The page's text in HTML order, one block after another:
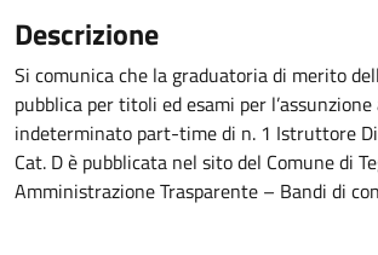
Descrizione
Si comunica che la graduatoria di merito
pubblica per titoli ed esami per
indeterminato part-time di n. 1 Istruttore
Cat. D è pubblicata nel sito del Comune di
Amministrazione Trasparente – Bandi di